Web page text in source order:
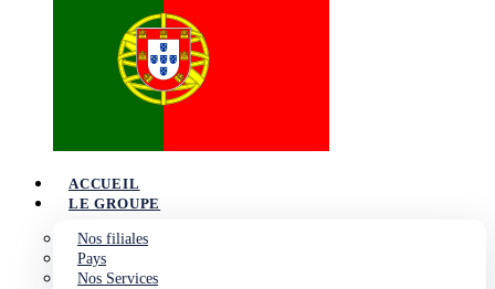
ACCUEIL
LE GROUPE
Nos filiales
Pays
Nos Services